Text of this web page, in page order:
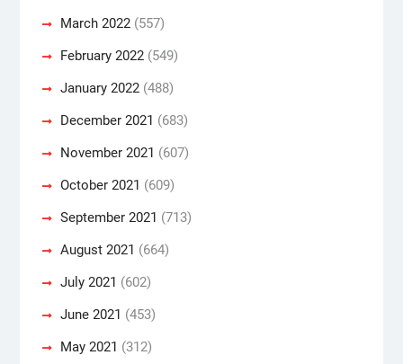
March 2022(557)
February 2022(549)
January 2022(488)
December 2021 (683)
November 2021 (607)
October 2021 (609)
September 2021 (713)
August 2021 (664)
July 2021 (602)
June 2021 (453)
May 2021 (312)